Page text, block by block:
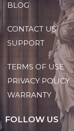
BLOG
CONTACT US
SUPPORT
TERMS OF USE
PRIVACY POLICY
WARRANTY
FOLLOW US